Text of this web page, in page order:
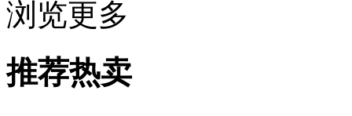
浏览更多
推荐热卖